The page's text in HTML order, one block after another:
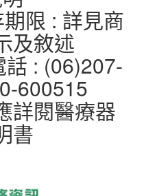
限 : 詳見商
及敘述
: (06)207-
600515
詳閱醫療器
書